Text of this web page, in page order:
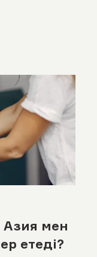
мен
етеді?